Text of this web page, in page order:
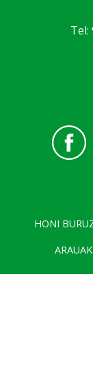
Tel:
HONI
ARAUAK